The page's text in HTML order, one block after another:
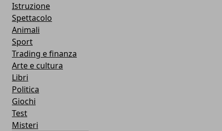
Istruzione
Spettacolo
Animali
Sport
Trading e finanza
Arte e cultura
Libri
Politica
Giochi
Test
Misteri